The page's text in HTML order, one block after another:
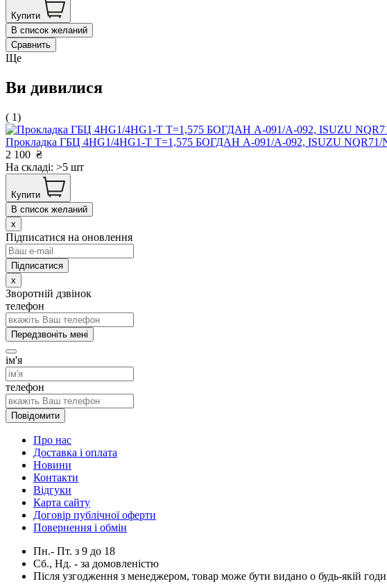
Купити
В список желаний
Сравнить
Ще
Ви дивилися
( 1)
Прокладка ГБЦ 4HG1/4HG1-T T=1,575 БОГДАН А-091/А-092, ISUZU NQR71/
2 100 ₴
На складі: >5 шт
Купити
В список желаний
x
Підписатися на оновлення
x
Зворотній дзвінок
телефон
Передзвоніть мені
ім'я
телефон
Повідомити
Про нас
Доставка і оплата
Новини
Контакти
Відгуки
Карта сайту
Договір публічної оферти
Повернення і обмін
Пн.- Пт. з 9 до 18
Сб., Нд. - за домовленістю
Після узгодження з менеджером, товар може бути видано о будь-якій